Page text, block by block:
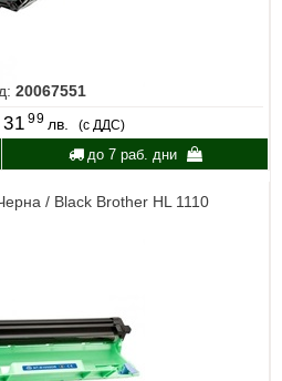
20067551
31 99 лв. (с ДДС)
до 7 раб. дни
/ Black Brother HL 1110